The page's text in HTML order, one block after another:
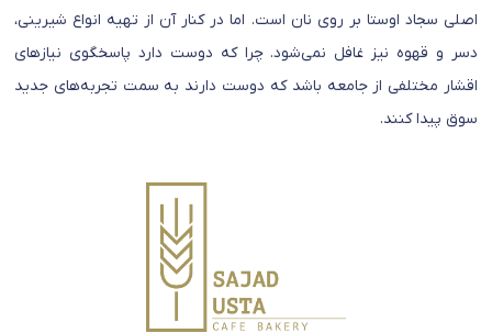
اصلی سجاد اوستا بر روی نان است. اما در کنار آن از تهیه انواع شیرینی،
دسر و قهوه نیز غافل نمی‌شود. چرا که دوست دارد پاسخگوی نیازهای
اقشار مختلفی از جامعه باشد که دوست دارند به سمت تجربه‌های جدید
سوق پیدا کنند.